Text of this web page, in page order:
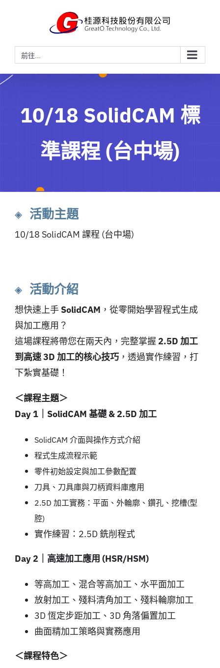
前往...
10/18 SolidCAM 標
準課程 (台中場)
◈ 活動主題
10/18 SolidCAM 課程 (台中場)
◈ 活動介紹
想快速上手 SolidCAM ，從零開始學習程式生成
與加工應用？
這場課程將帶您在兩天內，完整掌握 2.5D 加工
到高速 3D 加工的核心技巧 ，透過實作練習，打
下紮實基礎！
＜課程主題＞
Day 1｜SolidCAM 基礎 & 2.5D 加工
SolidCAM 介面與操作方式介紹
程式生成流程示範
零件初始設定與加工參數配置
刀具、刀具庫與刀柄資料庫應用
2.5D 加工實務：平面、外輪廓、鑽孔、挖槽(型
腔)
實作練習：2.5D 銑削程式
Day 2｜高速加工應用 (HSR/HSM)
等高加工、混合等高加工、水平面加工
放射加工、殘料清角加工、殘料輪廓加工
3D 恆定步距加工、3D 角落偏置加工
曲面精加工策略與實務應用
＜課程特色＞